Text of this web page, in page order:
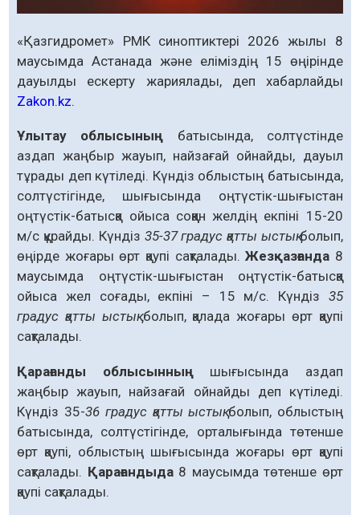
«Қазгидромет» РМК синоптиктері 2026 жылы 8
маусымда Астанада және еліміздің 15 өңірінде
дауылды ескерту жариялады, деп хабарлайды
Zakon.kz.
Ұлытау облысының батысында, солтүстінде
аздап жаңбыр жауып, найзағай ойнайды, дауыл
тұрады деп күтіледі. Күндіз облыстың батысында,
солтүстігінде, шығысында оңтүстік-шығыстан
оңтүстік-батысқа ойыса соққан желдің екпіні 15-20
м/с құрайды. Күндіз 35-37 градус қатты ыстықболып,
өңірде жоғары өрт қаупі сақталады.Жезқазғанда 8
маусымда оңтүстік-шығыстан оңтүстік-батысқа
ойыса жел соғады, екпіні – 15 м/с. Күндіз 35
градус қатты ыстықболып, қалада жоғары өрт қаупі
сақталады.
Қарағанды облысынныңшығысында аздап
жаңбыр жауып, найзағай ойнайды деп күтіледі.
Күндіз 35-36 градус қатты ыстықболып, облыстың
батысында, солтүстігінде, орталығында төтенше
өрт қаупі, облыстың шығысында жоғары өрт қаупі
сақталады. Қарағандыда8 маусымда төтенше өрт
қаупі сақталады.